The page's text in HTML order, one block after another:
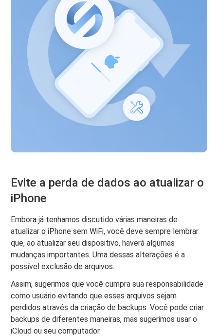
Evite a perda de dados ao atualizar o
iPhone
Embora já tenhamos discutido várias maneiras de
atualizar o iPhone sem WiFi, você deve sempre lembrar
que, ao atualizar seu dispositivo, haverá algumas
mudanças importantes. Uma dessas alterações é a
possível exclusão de arquivos.
Assim, sugerimos que você cumpra sua responsabilidade
como usuário evitando que esses arquivos sejam
perdidos através da criação de backups. Você pode criar
backups de diferentes maneiras, mas sugerimos usar o
iCloud ou seu computador.